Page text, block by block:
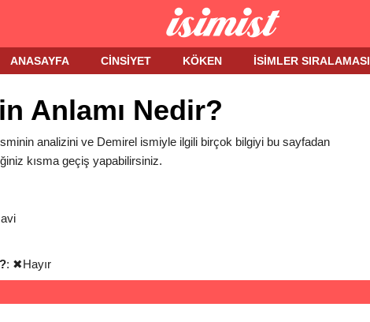
ANASAYFA CINSIYET KÖKEN İSIMLER SIRALAMASI
Anlamı Nedir?
analizini ve Demirel ismiyle ilgili birçok bilgiyi bu sayfadan
kısma geçiş yapabilirsiniz.
: ✖Hayır